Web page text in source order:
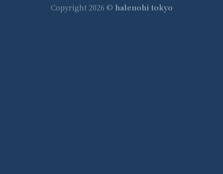
Copyright 2026 © halenohi tokyo